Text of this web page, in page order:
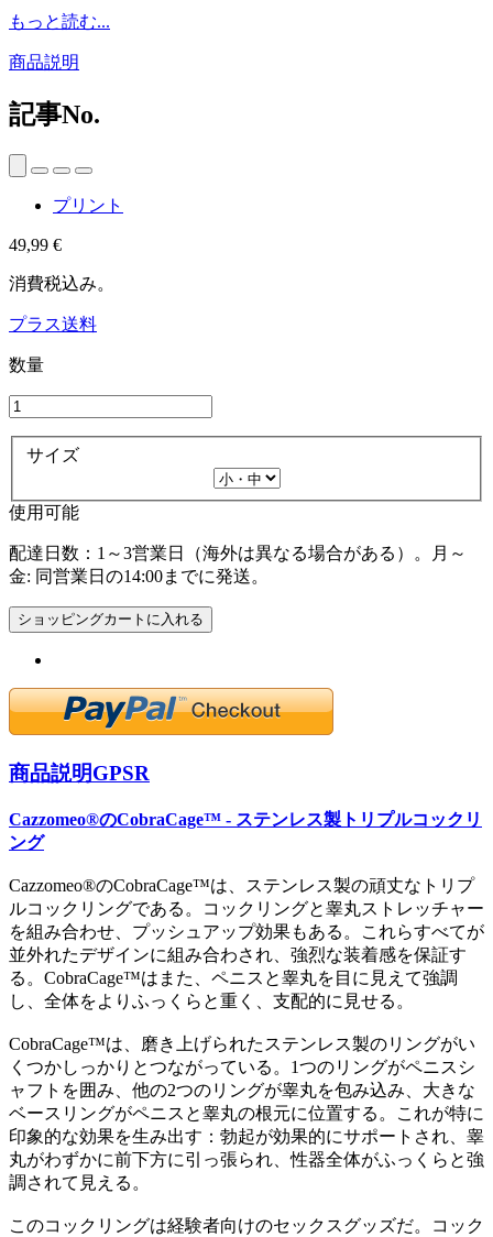
もっと読む...
商品説明
記事No.
プリント
49,99 €
消費税込み。
プラス送料
数量
サイズ
使用可能
配達日数：1～3営業日（海外は異なる場合がある）。月～
金: 同営業日の14:00までに発送。
ショッピングカートに入れる
商品説明GPSR
Cazzomeo®のCobraCage™ - ステンレス製トリプルコックリ
ング
Cazzomeo®のCobraCage™は、ステンレス製の頑丈なトリプ
ルコックリングである。コックリングと睾丸ストレッチャー
を組み合わせ、プッシュアップ効果もある。これらすべてが
並外れたデザインに組み合わされ、強烈な装着感を保証す
る。CobraCage™はまた、ペニスと睾丸を目に見えて強調
し、全体をよりふっくらと重く、支配的に見せる。
CobraCage™は、磨き上げられたステンレス製のリングがい
くつかしっかりとつながっている。1つのリングがペニスシ
ャフトを囲み、他の2つのリングが睾丸を包み込み、大きな
ベースリングがペニスと睾丸の根元に位置する。これが特に
印象的な効果を生み出す：勃起が効果的にサポートされ、睾
丸がわずかに前下方に引っ張られ、性器全体がふっくらと強
調されて見える。
このコックリングは経験者向けのセックスグッズだ。コック